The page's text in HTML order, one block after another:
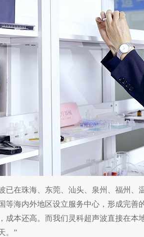
已在珠海、东莞、汕头、泉州、福州
等海内外地区设立服务中心，形成完
成本还高。而我们灵科超声波直接在
。”